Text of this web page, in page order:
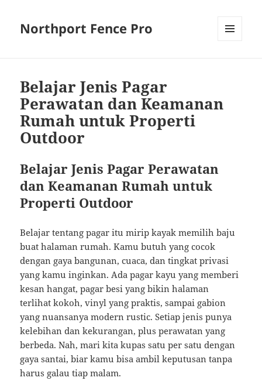
Northport Fence Pro
Belajar Jenis Pagar
Perawatan dan Keamanan
Rumah untuk Properti
Outdoor
Belajar Jenis Pagar Perawatan
dan Keamanan Rumah untuk
Properti Outdoor
Belajar tentang pagar itu mirip kayak memilih baju
buat halaman rumah. Kamu butuh yang cocok
dengan gaya bangunan, cuaca, dan tingkat privasi
yang kamu inginkan. Ada pagar kayu yang memberi
kesan hangat, pagar besi yang bikin halaman
terlihat kokoh, vinyl yang praktis, sampai gabion
yang nuansanya modern rustic. Setiap jenis punya
kelebihan dan kekurangan, plus perawatan yang
berbeda. Nah, mari kita kupas satu per satu dengan
gaya santai, biar kamu bisa ambil keputusan tanpa
harus galau tiap malam.